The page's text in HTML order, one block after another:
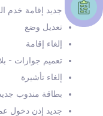
جديد إقامة خدم
تعديل وضع
إلغاء إقامة
تعميم جوازات -
إلغاء تأشيرة
بطاقة مندوب
جديد إذن دخول